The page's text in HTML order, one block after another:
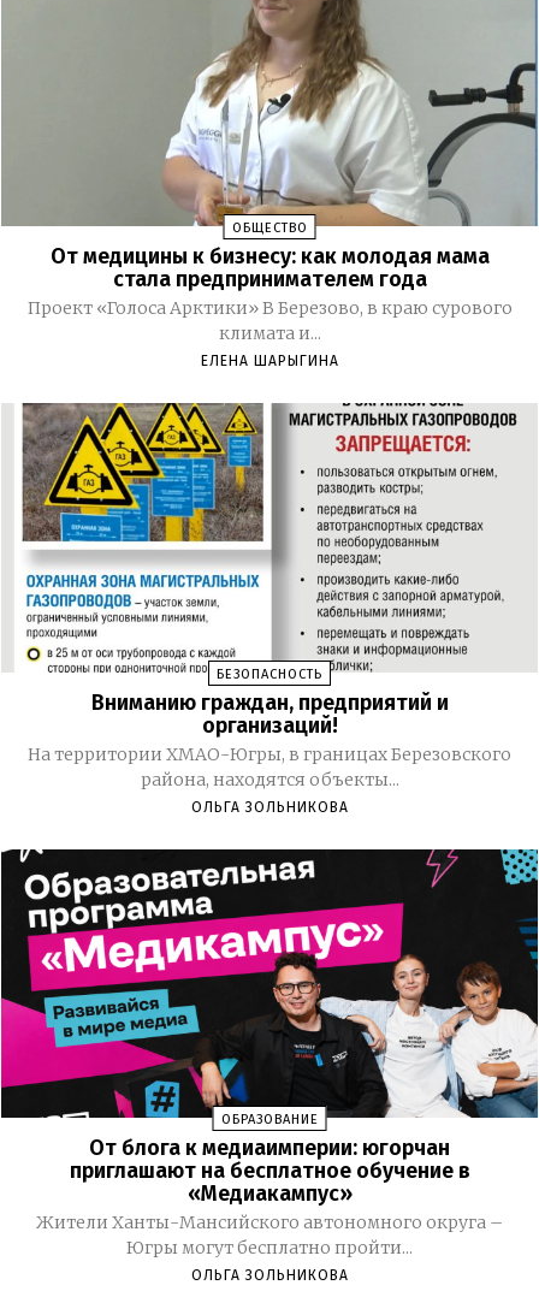
ОБЩЕСТВО
От медицины к бизнесу: как молодая мама
стала предпринимателем года
Проект «Голоса Арктики» В Березово, в краю сурового
климата и...
ЕЛЕНА ШАРЫГИНА
БЕЗОПАСНОСТЬ
Вниманию граждан, предприятий и
организаций!
На территории ХМАО-Югры, в границах Березовского
района, находятся объекты...
ОЛЬГА ЗОЛЬНИКОВА
ОБРАЗОВАНИЕ
От блога к медиаимперии: югорчан
приглашают на бесплатное обучение в
«Медиакампус»
Жители Ханты-Мансийского автономного округа –
Югры могут бесплатно пройти...
ОЛЬГА ЗОЛЬНИКОВА